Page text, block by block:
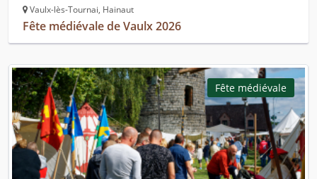
Vaulx-lès-Tournai, Hainaut
Fête médiévale de Vaulx 2026
Fête médiévale